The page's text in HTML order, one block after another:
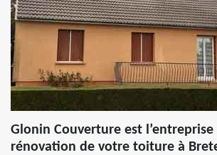
Glonin Couverture est
rénovation de votre toiture à